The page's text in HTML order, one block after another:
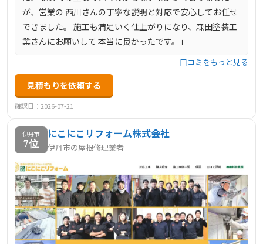
が、営業の 西川さんの丁寧な説明と対応で安心してお任せ
できました。 施工も満足いく仕上がりになり、森田塗装工
業さんにお願いして 本当に良かったです。」
口コミをもっと見る
見積もりを依頼する
確認日：2026-07-21
伊丹市
7位
にこにこリフォーム株式会社
伊丹市の屋根修理業者